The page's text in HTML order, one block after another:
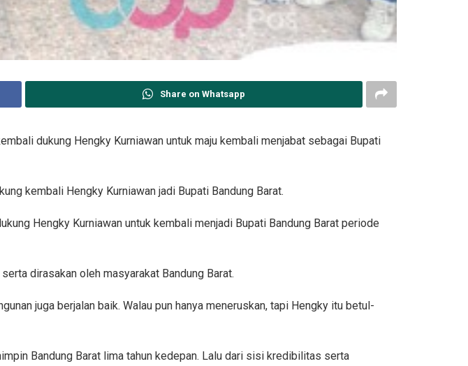
Share on Whatsapp
dukung Hengky Kurniawan untuk maju kembali menjabat sebagai Bupati
kembali Hengky Kurniawan jadi Bupati Bandung Barat.
Hengky Kurniawan untuk kembali menjadi Bupati Bandung Barat periode
dirasakan oleh masyarakat Bandung Barat.
juga berjalan baik. Walau pun hanya meneruskan, tapi Hengky itu betul-
Bandung Barat lima tahun kedepan. Lalu dari sisi kredibilitas serta